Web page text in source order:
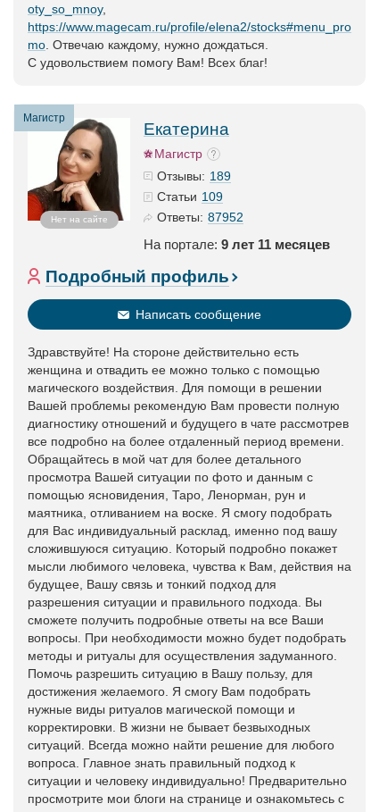
oty_so_mnoy,
https://www.magecam.ru/profile/elena2/stocks#menu_pro
mo . Отвечаю каждому, нужно дождаться.
С удовольствием помогу Вам! Всех благ!
Магистр
Нет на сайте
Екатерина
Магистр
Отзывы: 189
Статьи 109
Ответы: 87952
На портале: 9 лет 11 месяцев
Подробный профиль
Написать сообщение
Здравствуйте! На стороне действительно есть
женщина и отвадить ее можно только с помощью
магического воздействия. Для помощи в решении
Вашей проблемы рекомендую Вам провести полную
диагностику отношений и будущего в чате рассмотрев
все подробно на более отдаленный период времени.
Обращайтесь в мой чат для более детального
просмотра Вашей ситуации по фото и данным с
помощью ясновидения, Таро, Ленорман, рун и
маятника, отливанием на воске. Я смогу подобрать
для Вас индивидуальный расклад, именно под вашу
сложившуюся ситуацию. Который подробно покажет
мысли любимого человека, чувства к Вам, действия на
будущее, Вашу связь и тонкий подход для
разрешения ситуации и правильного подхода. Вы
сможете получить подробные ответы на все Ваши
вопросы. При необходимости можно будет подобрать
методы и ритуалы для осуществления задуманного.
Помочь разрешить ситуацию в Вашу пользу, для
достижения желаемого. Я смогу Вам подобрать
нужные виды ритуалов магической помощи и
корректировки. В жизни не бывает безвыходных
ситуаций. Всегда можно найти решение для любого
вопроса. Главное знать правильный подход к
ситуации и человеку индивидуально! Предварительно
просмотрите мои блоги на странице и ознакомьтесь с